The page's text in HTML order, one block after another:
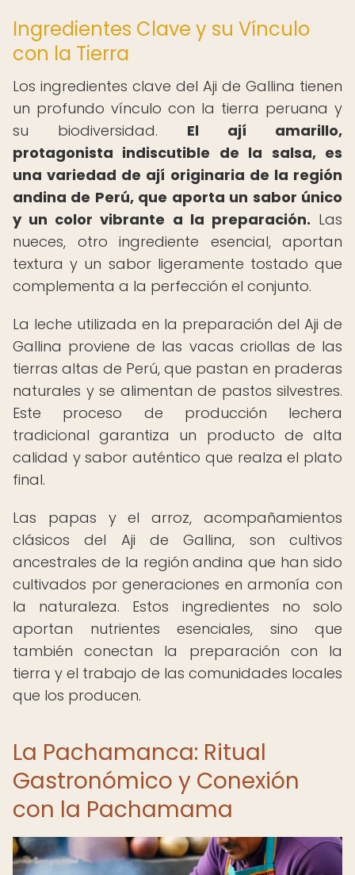
Ingredientes Clave y su Vínculo
con la Tierra
Los ingredientes clave del Aji de Gallina tienen
un profundo vínculo con la tierra peruana y
su biodiversidad. El ají amarillo,
protagonista indiscutible de la salsa, es
una variedad de ají originaria de la región
andina de Perú, que aporta un sabor único
y un color vibrante a la preparación. Las
nueces, otro ingrediente esencial, aportan
textura y un sabor ligeramente tostado que
complementa a la perfección el conjunto.
La leche utilizada en la preparación del Aji de
Gallina proviene de las vacas criollas de las
tierras altas de Perú, que pastan en praderas
naturales y se alimentan de pastos silvestres.
Este proceso de producción lechera
tradicional garantiza un producto de alta
calidad y sabor auténtico que realza el plato
final.
Las papas y el arroz, acompañamientos
clásicos del Aji de Gallina, son cultivos
ancestrales de la región andina que han sido
cultivados por generaciones en armonía con
la naturaleza. Estos ingredientes no solo
aportan nutrientes esenciales, sino que
también conectan la preparación con la
tierra y el trabajo de las comunidades locales
que los producen.
La Pachamanca: Ritual
Gastronómico y Conexión
con la Pachamama